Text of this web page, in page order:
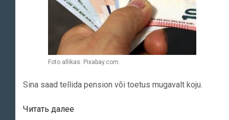
Foto allikas: Pixabay.com.
Sina saad tellida pension või toetus mugavalt koju.
Читать далееKuidas